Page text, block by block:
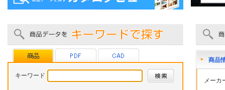
キーワード
商品
メーカ